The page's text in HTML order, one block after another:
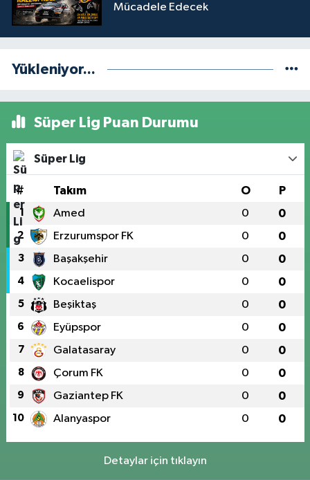
Mücadele Edecek
Yükleniyor...
Süper Lig Puan Durumu
Süper Lig
# Takım O P
1 Amed 0 0
2 Erzurumspor FK 0 0
3 Başakşehir 0 0
4 Kocaelispor 0 0
5 Beşiktaş 0 0
6 Eyüpspor 0 0
7 Galatasaray 0 0
8 Çorum FK 0 0
9 Gaziantep FK 0 0
10 Alanyaspor 0 0
Detaylar için tıklayın